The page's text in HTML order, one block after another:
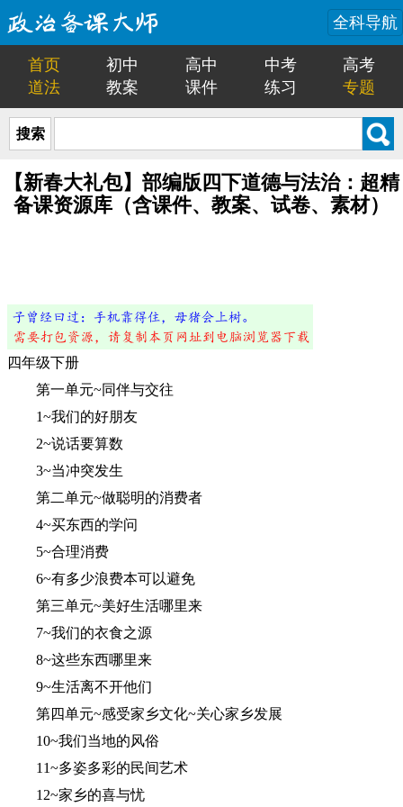
全科导航
首页 初中 高中 中考
高考
道法
教案 课件 练习 专题
搜索
【新春大礼包】部编版四下道德与法治：超精
备课资源库（含课件、教案、试卷、素材）
四年级下册
第一单元~同伴与交往
1~我们的好朋友
2~说话要算数
3~当冲突发生
第二单元~做聪明的消费者
4~买东西的学问
5~合理消费
6~有多少浪费本可以避免
第三单元~美好生活哪里来
7~我们的衣食之源
8~这些东西哪里来
9~生活离不开他们
第四单元~感受家乡文化~关心家乡发展
10~我们当地的风俗
11~多姿多彩的民间艺术
12~家乡的喜与忧